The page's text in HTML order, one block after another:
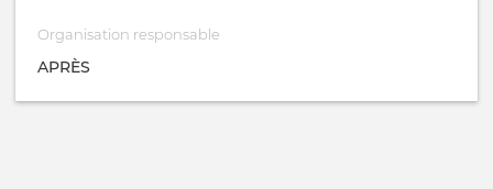
Organisation responsable
APRÈS